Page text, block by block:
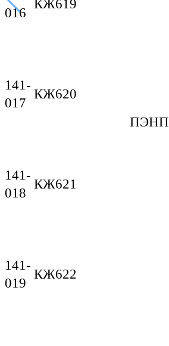
ПЭНП
016
КЖ619
141-
017
КЖ620
141-
018
КЖ621
141-
019
КЖ622